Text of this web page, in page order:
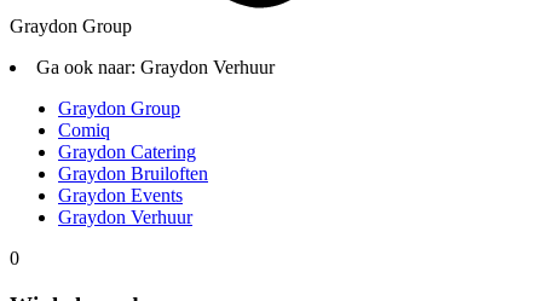
Graydon Group
Ga ook naar: Graydon Verhuur
Graydon Group
Comiq
Graydon Catering
Graydon Bruiloften
Graydon Events
Graydon Verhuur
0